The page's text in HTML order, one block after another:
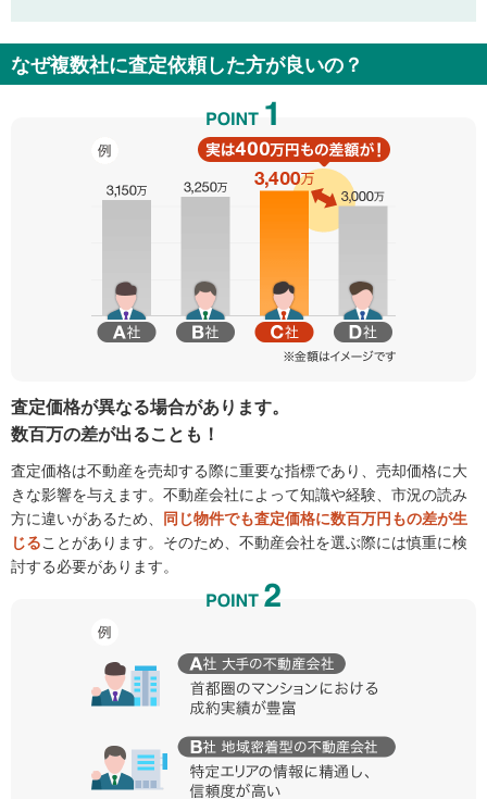
なぜ複数社に査定依頼した方が良いの？
査定価格が異なる場合があります。
数百万の差が出ることも！
査定価格は不動産を売却する際に重要な指標であり、売却価格に大
きな影響を与えます。不動産会社によって知識や経験、市況の読み
方に違いがあるため、 同じ物件でも査定価格に数百万円もの差が生
じることがあります。そのため、不動産会社を選ぶ際には慎重に検
討する必要があります。